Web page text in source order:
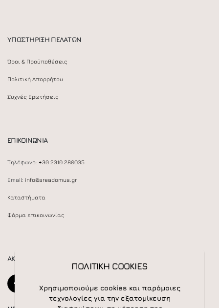
ΥΠΟΣΤΗΡΙΞΗ ΠΕΛΑΤΩΝ
Όροι & Προϋποθέσεις
Πολιτική Απορρήτου
Συχνές Ερωτήσεις
ΕΠΙΚΟΙΝΩΝΙΑ
Τηλέφωνο: +30 2310 280035
Email: info@areadomus.gr
Καταστήματα
Φόρμα επικοινωνίας
ΑΚΟΛΟΥΘΕΙΣΤΕ ΜΑΣ
ΠΟΛΙΤΙΚΗ COOKIES
Χρησιμοποιούμε cookies και παρόμοιες
τεχνολογίες για την εξατομίκευση